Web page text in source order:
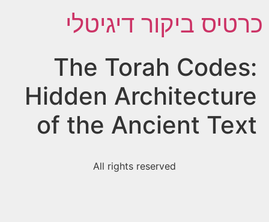
כרטיס ביקור דיגיטלי
The Torah Codes:
Hidden Architecture
of the Ancient Text
All rights reserved